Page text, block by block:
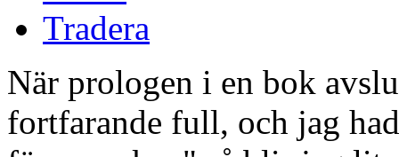
Tradera
När prologen i en bok
fortfarande full, och jag